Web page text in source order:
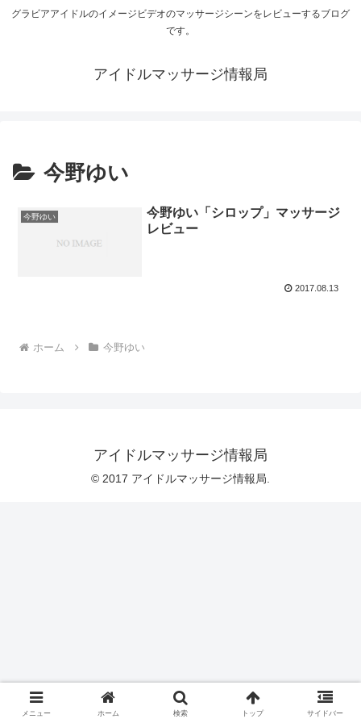
グラビアアイドルのイメージビデオのマッサージシーンをレビューするブログ
です。
アイドルマッサージ情報局
今野ゆい
今野ゆい
今野ゆい「シロップ」マッサージ
レビュー
2017.08.13
ホーム 今野ゆい
アイドルマッサージ情報局
© 2017 アイドルマッサージ情報局.
メニュー ホーム 検索 トップ サイドバー